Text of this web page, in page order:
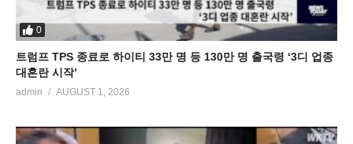
0
트럼프 TPS 종료로 하이티 33만 명 등 130만 명 출국령 ‘3디 업종
대혼란 시작’
admin AUGUST 1, 2026